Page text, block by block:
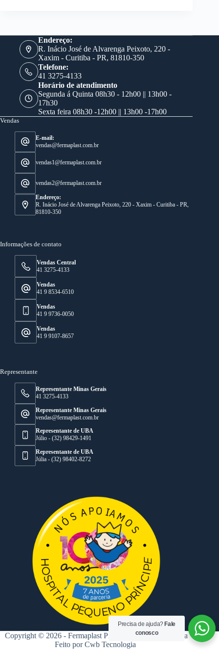
Endereço:
R. Inácio José de Alvarenga Peixoto, 220 -
Xaxim - Curitiba - PR, 81810-350
Telefone:
41 3275-4133
Horário de atendimento
Segunda á Quinta 08h30 - 12h00 || 13h00 -
17h30
Sexta feira 08h30 -12h00 || 13h00 -17h00
Vendas
E-mail:
vendas@fermaplast.com.br
vendas1@fermaplast.com.br
vendas2@fermaplast.com.br
Endereço:
R. Inácio José de Alvarenga Peixoto, 220 - Xaxim - Curitiba - PR,
81810-350
Informações de contato
Vendas Central
41 3275-4133
Vendas
41 9 8534-6510
Vendas
41 9 9736-0050
Vendas
41 9 9107-8657
Representante
Representante Minas Gerais
41 3275-4133
Representante Minas Gerais
vendas@fermaplast.com.br
Representante de UBA
Júlio - (32) 98429-1491
Representante de UBA
Júlia - (32) 98402-8272
Copyright © 2026 - Fermaplast Projetos de Injeção Plástica
Feito porCwb Tecnologia
Precisa de ajuda? Fale
conosco